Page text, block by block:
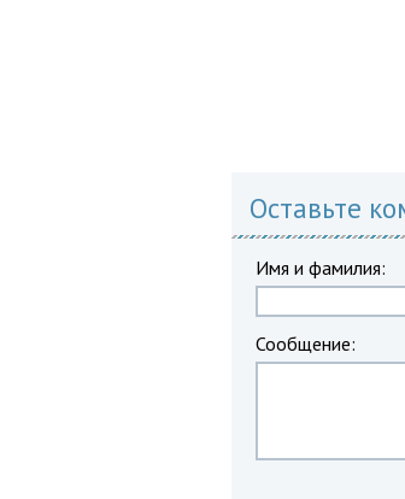
Оставьте
Имя и фамилия:
Сообщение: